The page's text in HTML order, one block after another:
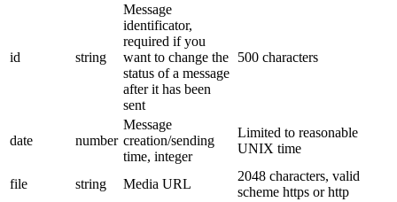
id string
Message
identificator,
required if you
want to change the
status of a message
after it has been
sent
500 characters
date number
Message
creation/sending
time, integer
Limited to reasonable
UNIX time
file string Media URL
2048 characters, valid
scheme https or http